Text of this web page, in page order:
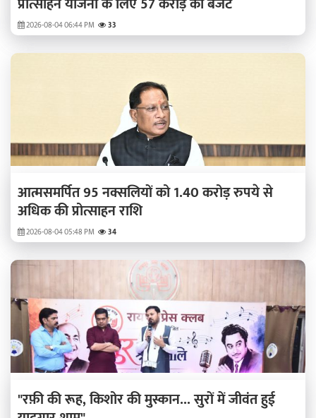
2026-08-04 06:44 PM 33
आत्मसमर्पित 95 नक्सलियों को 1.40 करोड़ रुपये से
अधिक की प्रोत्साहन राशि
2026-08-04 05:48 PM 34
"रफ़ी की रूह, किशोर की मुस्कान... सुरों में जीवंत हुई